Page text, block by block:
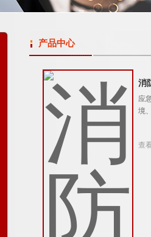
产品中心
消
应
境
查